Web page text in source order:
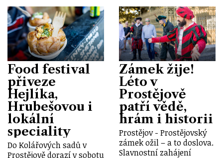
Food festival
přiveze
Hejlíka,
Hrubešovou i
lokální
speciality
Do Kolářových sadů v
Prostějově dorazí v sobotu
Zámek žije!
Léto v
Prostějově
patří vědě,
hrám i historii
Prostějov - Prostějovský
zámek ožil – a to doslova.
Slavnostní zahájení